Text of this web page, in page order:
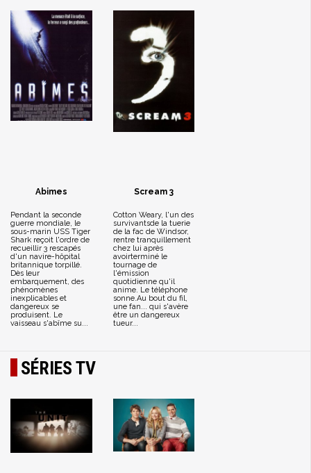
Abimes
Pendant la seconde
guerre mondiale, le
sous-marin USS Tiger
Shark reçoit l'ordre de
recueillir 3 rescapés
d'un navire-hôpital
britannique torpillé.
Dès leur
embarquement, des
phénomènes
inexplicables et
dangereux se
produisent. Le
vaisseau s'abîme su...
Scream 3
Cotton Weary, l'un des
survivantsde la tuerie
de la fac de Windsor,
rentre tranquillement
chez lui après
avoirterminé le
tournage de
l'émission
quotidienne qu'il
anime. Le téléphone
sonne.Au bout du fil,
une fan... qui s'avère
être un dangereux
tueur...
SÉRIES TV